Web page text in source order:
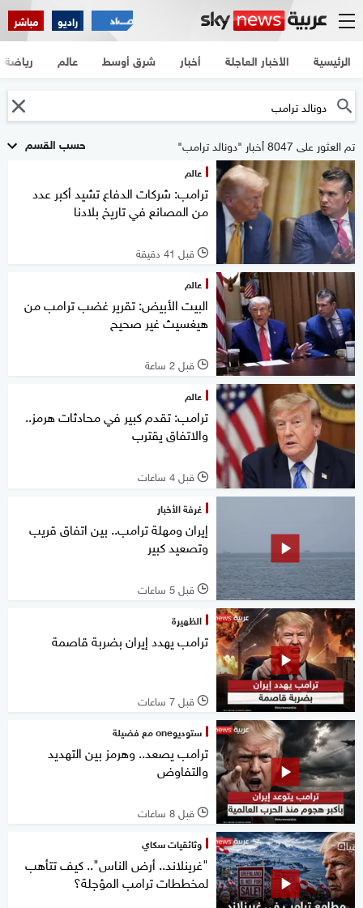
راديو مباشر
الرئيسية الأخبار العاجلة أخبار شرق أوسط عالم رياضة
حسب القسم تم العثور على 8047 أخبار "دونالد ترامب"
عالم
ترامب: شركات الدفاع تشيد أكبر عدد
من المصانع في تاريخ بلادنا
l قبل 41 دقيقة
عالم
البيت الأبيض: تقرير غضب ترامب من
هيغسيث غير صحيح
l قبل 2 ساعة
عالم
ترامب: تقدم كبير في محادثات هرمز..
والاتفاق يقترب
l قبل 4 ساعات
غرفة الأخبار
إيران ومهلة ترامب.. بين اتفاق قريب
وتصعيد كبير
l قبل 5 ساعات
الظهيرة
ترامب يهدد إيران بضربة قاصمة
l قبل 7 ساعات
ستوديوone مع فضيلة
ترامب يصعد.. وهرمز بين التهديد
والتفاوض
l قبل 8 ساعات
وثائقيات سكاي
"غرينلاند.. أرض الناس".. كيف تتأهب
لمخططات ترامب المؤجلة؟